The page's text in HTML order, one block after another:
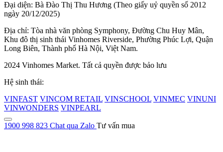
Đại diện: Bà Đào Thị Thu Hương (Theo giấy uỷ quyền số 2012
ngày 20/12/2025)
Địa chỉ: Tòa nhà văn phòng Symphony, Đường Chu Huy Mân,
Khu đô thị sinh thái Vinhomes Riverside, Phường Phúc Lợi, Quận
Long Biên, Thành phố Hà Nội, Việt Nam.
2024 Vinhomes Market. Tất cả quyền được bảo lưu
Hệ sinh thái:
VINFAST VINCOM RETAIL VINSCHOOL VINMEC VINUNI
VINWONDERS VINPEARL
1900 998 823 Chat qua Zalo Tư vấn mua